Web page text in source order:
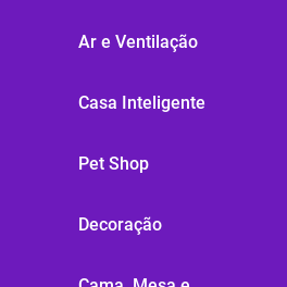
Ar e Ventilação
Casa Inteligente
Pet Shop
Decoração